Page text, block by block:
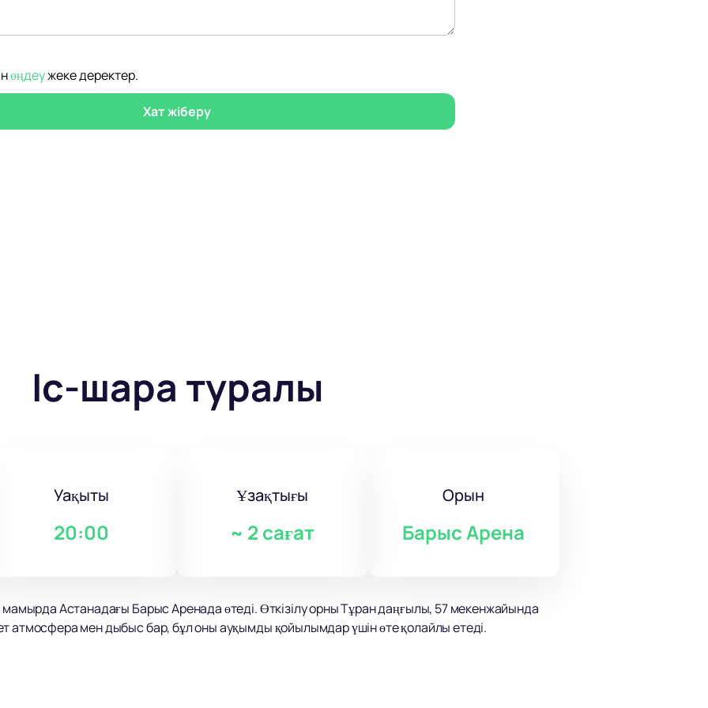
өңдеужеке деректер.
Хат жіберу
Іс-шара туралы
Уақыты
20:00
Ұзақтығы
~ 2 сағат
Орын
Барыс Арена
мамырда Астанадағы Барыс Аренада өтеді. Өткізілу орны Тұран даңғылы, 57 мекенжайында
атмосфера мен дыбыс бар, бұл оны ауқымды қойылымдар үшін өте қолайлы етеді.
ол өзінің ерекше стилімен көрермендерді баурап алады. Оның әндері шынайы